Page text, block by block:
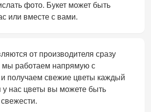
фото. Букет может быть
или вместе с вами.
от производителя сразу
мы работаем напрямую с
получаем свежие цветы каждый
у нас цветы вы можете быть